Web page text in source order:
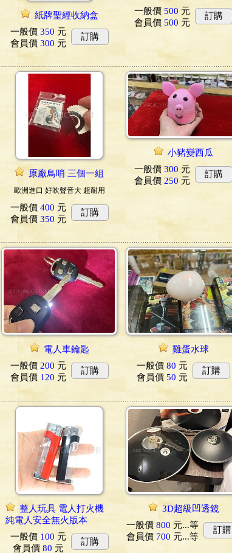
紙牌聖經收納盒
一般價 350 元
會員價 300 元
訂購
一般價 500 元
會員價 500 元
訂購
原廠鳥哨 三個一組
歐洲進口 好吹聲音大 超耐用
一般價 400 元
會員價 350 元
訂購
小豬變西瓜
一般價 300 元
會員價 250 元
訂購
電人車鑰匙
一般價 200 元
會員價 120 元
訂購
雞蛋水球
一般價 80 元
會員價 50 元
訂購
整人玩具 電人打火機
純電人安全無火版本
一般價 100 元
會員價 80 元
訂購
3D超級凹透鏡
一般價 800 元...等
會員價 700 元...等
訂購